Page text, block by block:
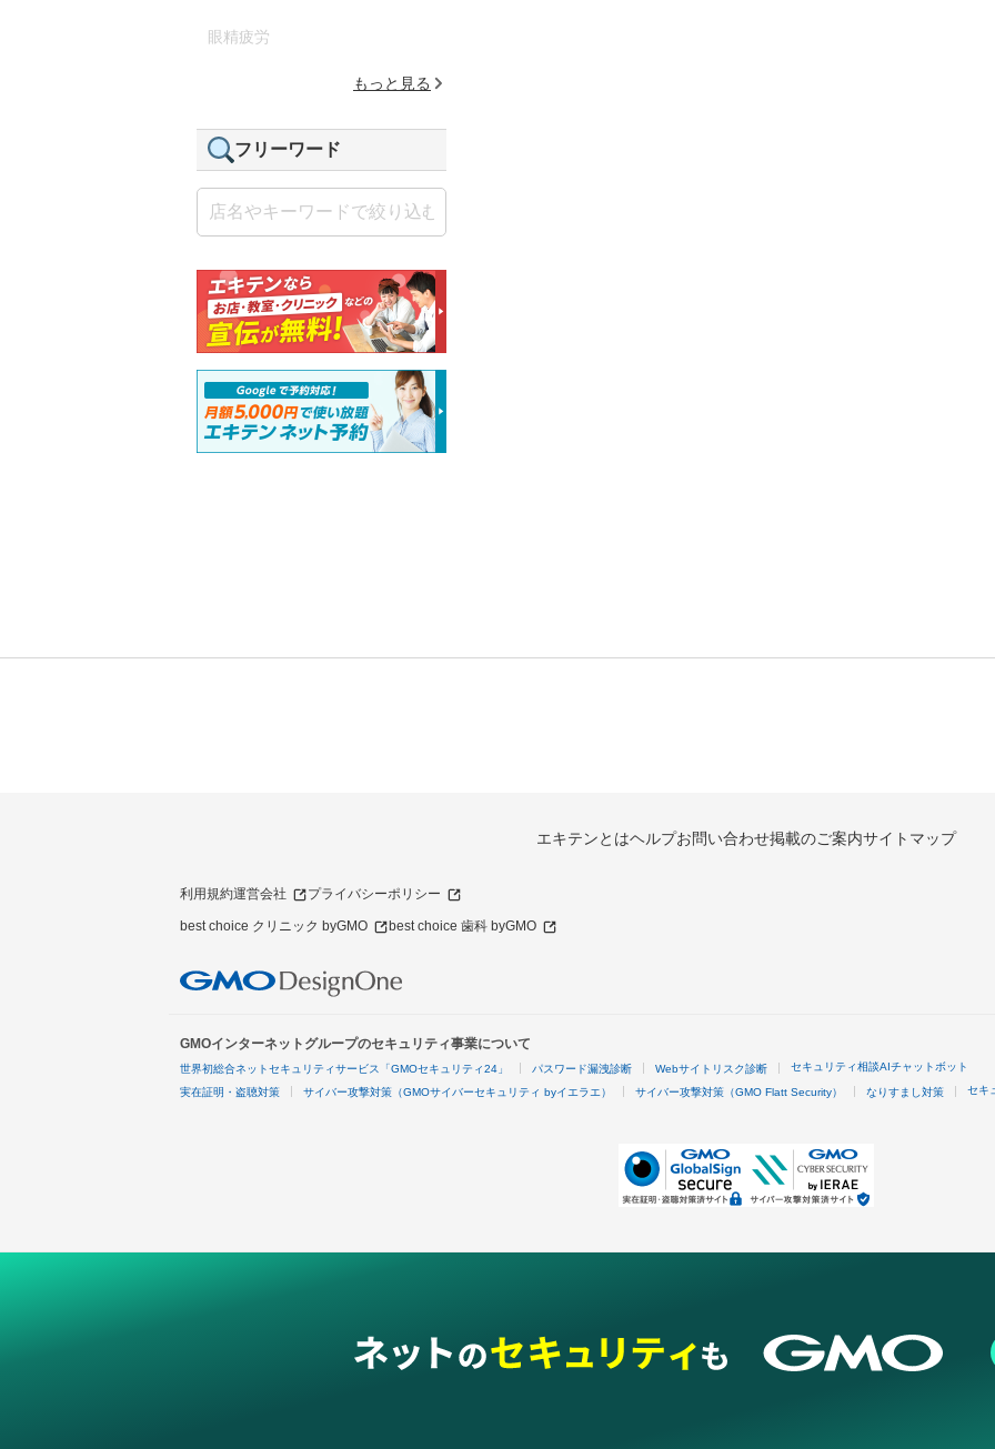
眼精疲労
もっと見る
フリーワード
エキテンとはヘルプお問い合わせ掲載のご案内サイトマップ
利用規約運営会社 プライバシーポリシー
best choice クリニック byGMO best choice 歯科 byGMO
GMOインターネットグループのセキュリティ事業について
世界初総合ネットセキュリティサービス「GMOセキュリティ24」 パスワード漏洩診断 Webサイトリスク診断 セキュリティ相談AIチャットボット
実在証明・盗聴対策 サイバー攻撃対策（GMOサイバーセキュリティ byイエラエ） サイバー攻撃対策（GMO Flatt Security） なりすまし対策 セキ